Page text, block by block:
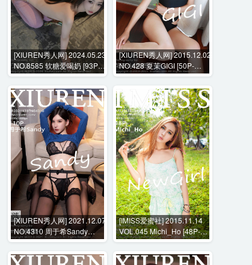
[XIUREN秀人网] 2024.05.23
NO.8585 软糖爱喝奶 [93P-
1002MB]
[XIUREN秀人网] 2015.12.02
NO.428 夏茉GIGI [50P-
153MB]
[XIUREN秀人网] 2021.12.07
NO.4310 周于希Sandy
[110P-1.20GB]
[IMISS爱蜜社] 2015.11.14
VOL.045 Michi_Ho [48P-
209MB]